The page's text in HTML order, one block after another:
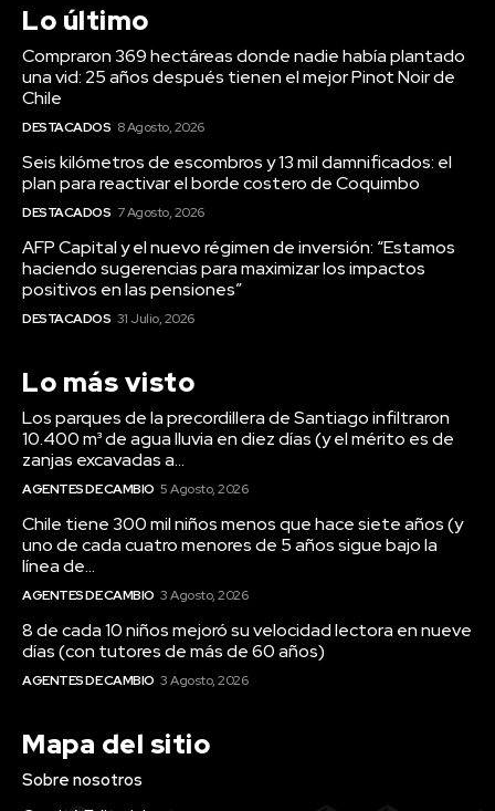
Lo último
Compraron 369 hectáreas donde nadie había plantado
una vid: 25 años después tienen el mejor Pinot Noir de
Chile
DESTACADOS 8 Agosto, 2026
Seis kilómetros de escombros y 13 mil damnificados: el
plan para reactivar el borde costero de Coquimbo
DESTACADOS 7 Agosto, 2026
AFP Capital y el nuevo régimen de inversión: “Estamos
haciendo sugerencias para maximizar los impactos
positivos en las pensiones”
DESTACADOS 31 Julio, 2026
Lo más visto
Los parques de la precordillera de Santiago infiltraron
10.400 m³ de agua lluvia en diez días (y el mérito es de
zanjas excavadas a...
AGENTES DE CAMBIO 5 Agosto, 2026
Chile tiene 300 mil niños menos que hace siete años (y
uno de cada cuatro menores de 5 años sigue bajo la
línea de...
AGENTES DE CAMBIO 3 Agosto, 2026
8 de cada 10 niños mejoró su velocidad lectora en nueve
días (con tutores de más de 60 años)
AGENTES DE CAMBIO 3 Agosto, 2026
Mapa del sitio
Sobre nosotros